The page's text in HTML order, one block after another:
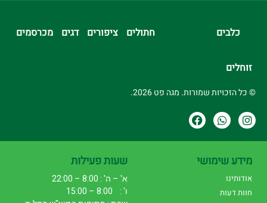
כלבים חתולים ציפורים דגים מכרסמים
זוחלים
© כל הזכויות שמורות. מגה פט 2026.
מידע שימושי
אודותינו
חוות דעות
שעות פעילות
א' – ה' : 8:00 – 22:00
ו' : 8:00 – 15:00